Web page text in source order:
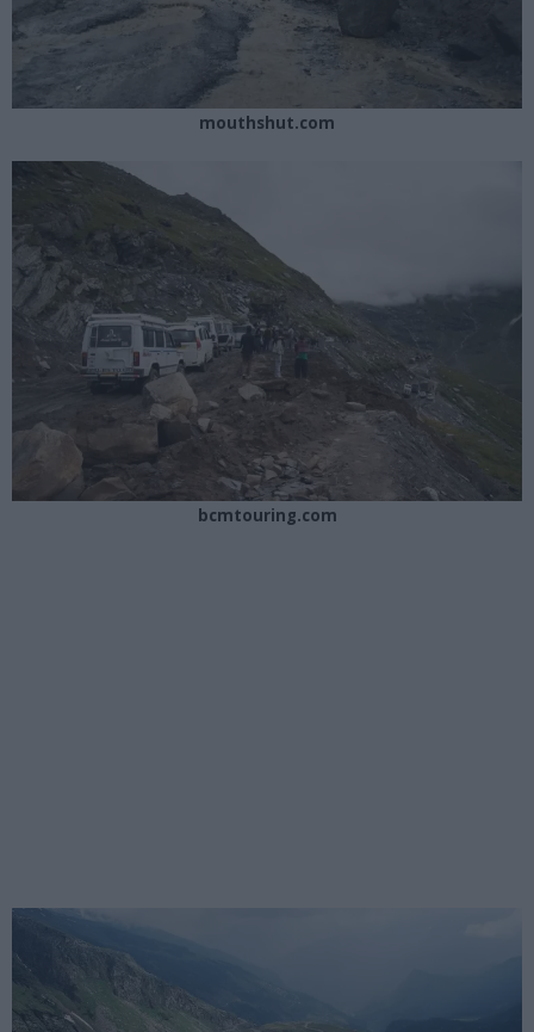
mouthshut.com
bcmtouring.com